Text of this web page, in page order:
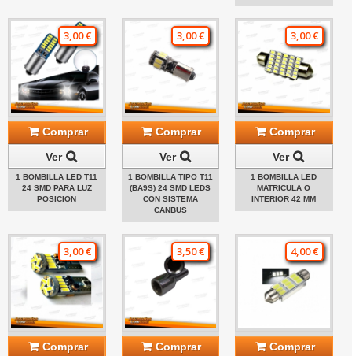
3,00 €
Comprar
Ver
1 BOMBILLA LED T11
24 SMD PARA LUZ
POSICION
3,00 €
Comprar
Ver
1 BOMBILLA TIPO T11
(BA9S) 24 SMD LEDS
CON SISTEMA
CANBUS
3,00 €
Comprar
Ver
1 BOMBILLA LED
MATRICULA O
INTERIOR 42 MM
3,00 €
Comprar
3,50 €
Comprar
4,00 €
Comprar